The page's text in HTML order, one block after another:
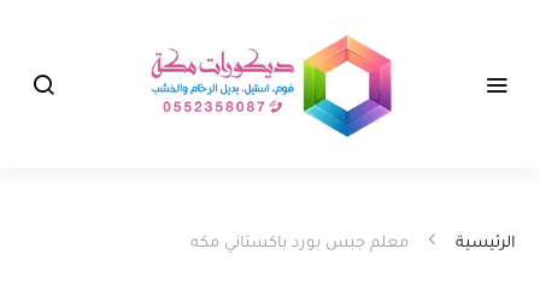
الرئيسية معلم جبس بورد باكستاني مكه